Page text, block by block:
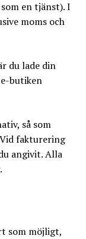
en tjänst). I
moms och
du lade din
butiken
så som
fakturering
angivit. Alla
som möjligt,